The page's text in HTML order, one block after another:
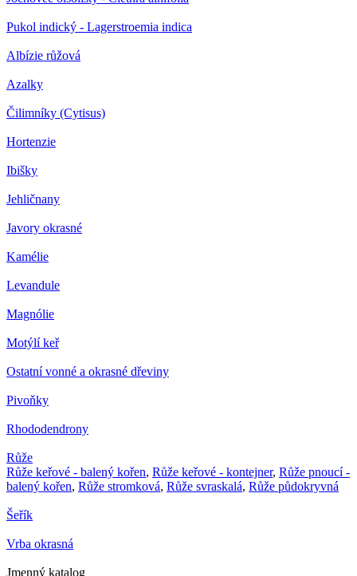
Pukol indický - Lagerstroemia indica
Albízie růžová
Azalky
Čilimníky (Cytisus)
Hortenzie
Ibišky
Jehličnany
Javory okrasné
Kamélie
Levandule
Magnólie
Motýlí keř
Ostatní vonné a okrasné dřeviny
Pivoňky
Rhododendrony
Růže
Růže keřové - balený kořen, Růže keřové - kontejner, Růže pnoucí -
balený kořen, Růže stromková, Růže svraskalá, Růže půdokryvná
Šeřík
Vrba okrasná
Jmenný katalog